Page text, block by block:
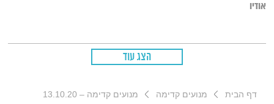
אודיו
הצג עוד
דף הבית מנועים קדימה מנועים קדימה – 13.10.20